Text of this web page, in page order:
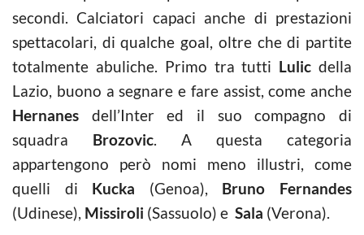
secondi. Calciatori capaci anche di prestazioni
spettacolari, di qualche goal, oltre che di partite
totalmente abuliche. Primo tra tutti Lulic della
Lazio, buono a segnare e fare assist, come anche
Hernanes dell’Inter ed il suo compagno di
squadra Brozovic . A questa categoria
appartengono però nomi meno illustri, come
quelli di Kucka (Genoa), Bruno Fernandes
(Udinese), Missiroli (Sassuolo) e Sala (Verona).